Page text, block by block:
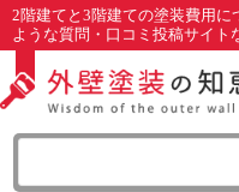
2階建てと3階建ての塗装費用に
ような質問・口コミ投稿サイト